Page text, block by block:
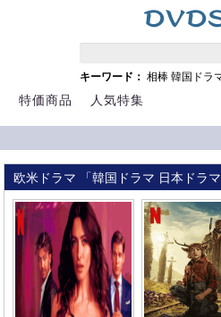
キーワード： 相棒 韓国ドラ
特価商品 人気特集
欧米ドラマ 「韓国ドラマ 日本ドラ